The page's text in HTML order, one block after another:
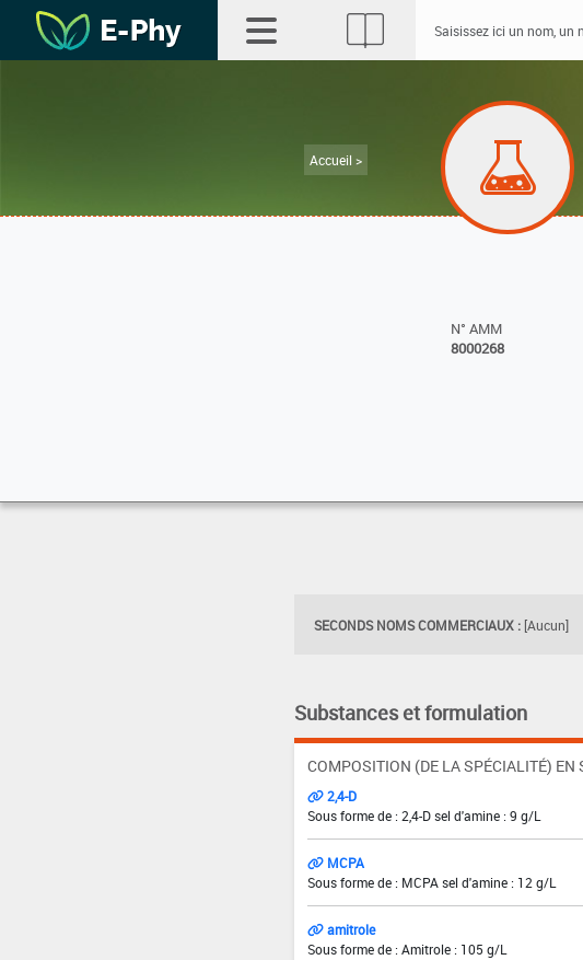
Accueil >
N° AMM
8000268
SECONDS NOMS COMMERCIAUX : [Aucun]
Substances et formulation
COMPOSITION (DE LA SPÉCIALITÉ) EN
2,4-D
Sous forme de : 2,4-D sel d'amine : 9 g/L
MCPA
Sous forme de : MCPA sel d'amine : 12 g/L
amitrole
Sous forme de : Amitrole : 105 g/L